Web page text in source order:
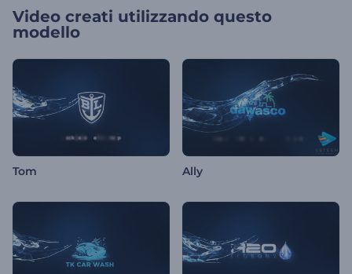
Video creati utilizzando questo
modello
Tom Ally